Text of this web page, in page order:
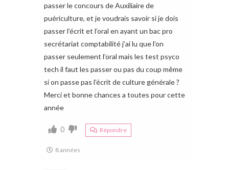
passer le concours de Auxiliaire de
puériculture, et je voudrais savoir si je dois
passer l’écrit et l’oral en ayant un bac pro
secrétariat comptabilité j’ai lu que l’on
passer seulement l’oral mais les test psyco
tech il faut les passer ou pas du coup même
si on passe pas l’écrit de culture générale ?
Merci et bonne chances a toutes pour cette
année
0 Répondre
8 années